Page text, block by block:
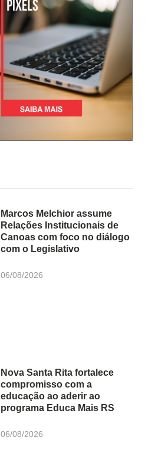
Marcos Melchior assume
Relações Institucionais de
Canoas com foco no diálogo
com o Legislativo
06/08/2026
Nova Santa Rita fortalece
compromisso com a
educação ao aderir ao
programa Educa Mais RS
06/08/2026